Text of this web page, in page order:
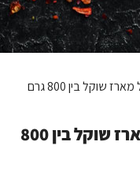
פילה סלמון פרוס קפוא כל מארז שוקל בין 800 גרם
פילה סלמון פרוס קפוא כל מארז שוקל בין 800